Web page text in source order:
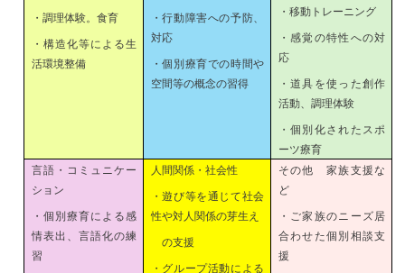
・調理体験。食育
・構造化等による生
活環境整備
・行動障害への予防、
対応
・個別療育での時間や
空間等の概念の習得
・移動トレーニング
・感覚の特性への対
応
・道具を使った創作
活動、調理体験
・個別化されたスポ
ーツ療育
言語・コミュニケー
ション
・個別療育による感
情表出、言語化の練
習
人間関係・社会性
・遊び等を通じて社会
性や対人関係の芽生え
の支援
・グループ活動による
その他 家族支援な
ど
・ご家族のニーズ居
合わせた個別相談支
援